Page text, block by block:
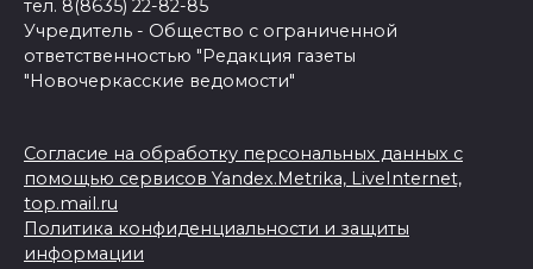
тел. 8(8635) 22-82-85
Учредитель - Общество с ограниченной
ответственностью "Редакция газеты
"Новочеркасские ведомости"
Согласие на обработку персональных данных с
помощью сервисов Yandex.Metrika, LiveInternet,
top.mail.ru
Политика конфиденциальности и защиты
информации